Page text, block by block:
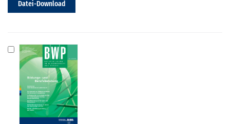
Datei-Download